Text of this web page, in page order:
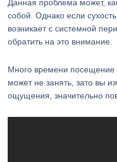
Данная проблема может,
собой. Однако если
возникает с системной
обратить на это внимание.
Много времени
может не занять, зато вы
ощущения, значительно